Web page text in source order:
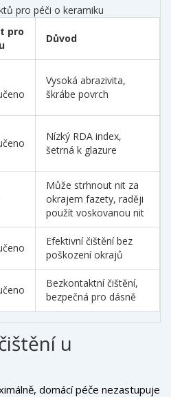
Problatem není barva, ale
se kousání ledových
trhání obalů od chipsů.
se uvolnit. Pokud máte
je nižší než u tenkých fasét, ale
pro péči o keramiku
pro
Důvod
Vysoká abrazivita,
škrábe povrch
Nízký RDA index,
šetrná k glazure
Může strhnout nit za
okrajem fazety, raději
použít voskovanou nit
Efektivní čištění bez
poškození okrajů
Bezkontaktní čištění,
bezpečná pro dásně
u
domácí péče nezastupuje